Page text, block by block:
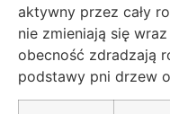
aktywny przez cały
nie zmieniają się
obecność zdradzają
podstawy pni drzew